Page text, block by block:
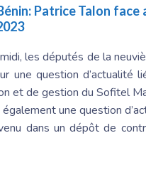
Patrice Talon face
les députés de la
une question d’actualité
et de gestion du Sofitel
une question
dans un dépôt de